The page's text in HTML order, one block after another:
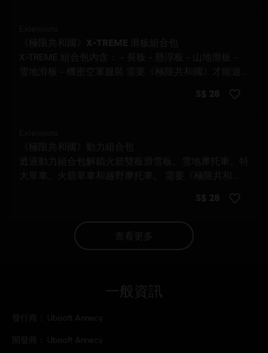
一般資訊
發行商： Ubisoft Annecy
開發商： Ubisoft Annecy